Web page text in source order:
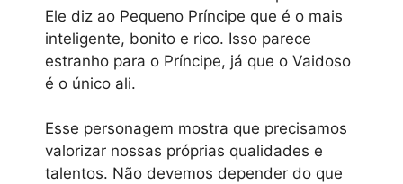
Ele diz ao Pequeno Príncipe que é o mais
inteligente, bonito e rico. Isso parece
estranho para o Príncipe, já que o Vaidoso
é o único ali.
Esse personagem mostra que precisamos
valorizar nossas próprias qualidades e
talentos. Não devemos depender do que